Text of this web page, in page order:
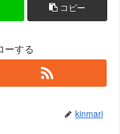
コピー
ーする
kinmari